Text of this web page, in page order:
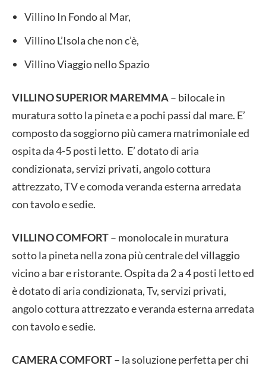
Villino In Fondo al Mar,
Villino L’Isola che non c’è,
Villino Viaggio nello Spazio
VILLINO SUPERIOR MAREMMA– bilocale in
muratura sotto la pineta e a pochi passi dal mare. E’
composto da soggiorno più camera matrimoniale ed
ospita da 4-5 posti letto. E’ dotato di aria
condizionata, servizi privati, angolo cottura
attrezzato, TV e comoda veranda esterna arredata
con tavolo e sedie.
VILLINO COMFORT– monolocale in muratura
sotto la pineta nella zona più centrale del villaggio
vicino a bar e ristorante. Ospita da 2 a 4 posti letto ed
è dotato di aria condizionata, Tv, servizi privati,
angolo cottura attrezzato e veranda esterna arredata
con tavolo e sedie.
CAMERA COMFORT– la soluzione perfetta per chi